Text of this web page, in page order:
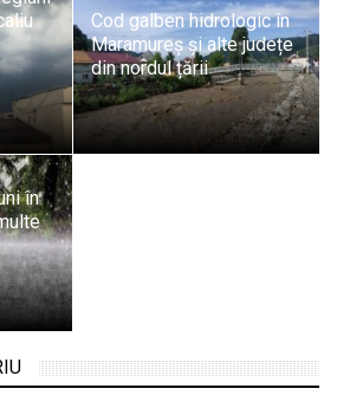
Cod galben hidrologic în
Maramureș și alte județe
din nordul țării
în